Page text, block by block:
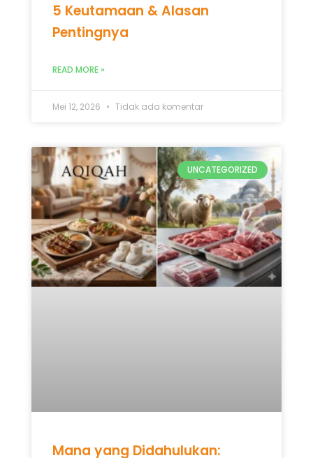
5 Keutamaan & Alasan
Pentingnya
READ MORE »
Mei 12, 2026 Tidak ada komentar
UNCATEGORIZED
Mana yang Didahulukan: